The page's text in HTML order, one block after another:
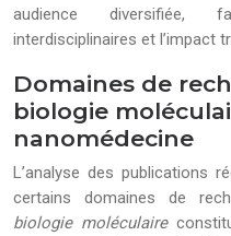
audience diversifiée,
interdisciplinaires et l’impact
Domaines de
biologie
nanomédecine
L’analyse des publications
certains domaines de
biologie moléculaire